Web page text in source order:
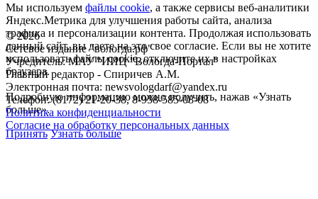
©2026
Сетевое издание "вологда.рф"
Учредитель: МАУ "ИИЦ "Вологда-Портал"
Главный редактор - Спиричев А.М.
Электронная почта: newsvologdarf@yandex.ru
Телефон: (8172) 21-20-38, 8-958-585-08-08
Политика конфиденциальности
Согласие на обработку персональных данных
Мы используем файлы cookie, а также сервисы веб-аналитики
Яндекс.Метрика для улучшения работы сайта, анализа
трафика и персонализации контента. Продолжая использовать
данный сайт, вы даете на это свое согласие. Если вы не хотите
использовать файлы cookie, отключите их в настройках
браузера.
Подробную информацию можно получить, нажав «Узнать
больше».
Принять Узнать больше